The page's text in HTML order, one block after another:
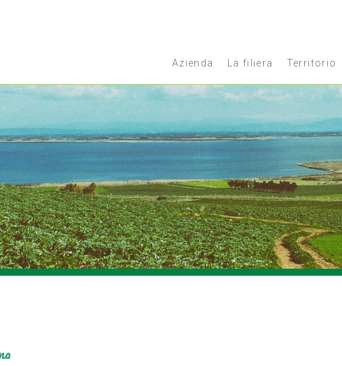
Azienda La filiera Territorio